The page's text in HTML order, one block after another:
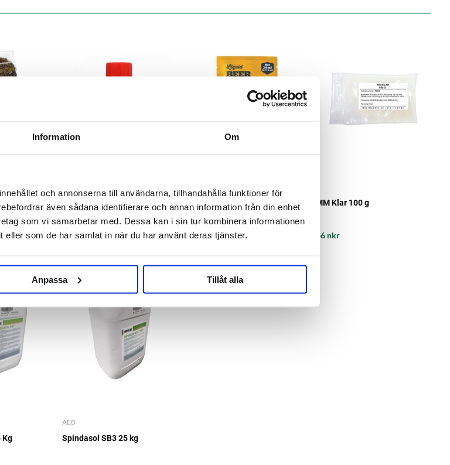
Information Om
och annonserna till användarna, tillhandahålla funktioner för
även sådana identifierare och annan information från din enhet
som vi samarbetar med. Dessa kan i sin tur kombinera informationen
eller som de har samlat in när du har använt deras tjänster.
Anpassa Tillåt alla
Kieselsol 100 ml
67 nkr
Liquid Beer Finings Mangrove
Jack's
27 nkr
MM Klar 100 g
66 nkr
Kg
AEB
Spindasol SB3 25 kg